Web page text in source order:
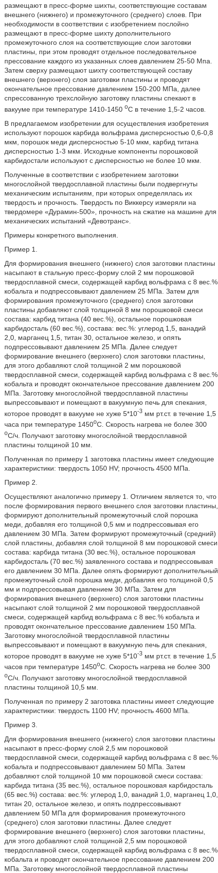
размещают в пресс-форме шихты, соответствующие составам
внешнего (нижнего) и промежуточного (среднего) слоев. При
необходимости в соответствии с изобретением послойно
размещают в пресс-форме шихту дополнительного
промежуточного слоя на соответствующие слои заготовки
пластины, при этом проводят отдельное последовательное
прессование каждого из указанных слоев давлением 25-50 Мпа.
Затем сверху размещают шихту соответствующей составу
внешнего (верхнего) слоя заготовки пластины и проводят
окончательное прессование давлением 150-200 МПа, далее
спрессованную трехслойную заготовку пластины спекают в
вакууме при температуре 1410-1450 оС в течение 1,5-2 часов.
В предлагаемом изобретении для осуществления изобретения
используют порошок карбида вольфрама дисперсностью 0,6-0,8
мкм, порошок меди дисперсностью 5-10 мкм, карбид титана
дисперсностью 1-3 мкм. Исходные компоненты порошковой
карбидостали используют с дисперсностью не более 10 мкм.
Полученные в соответствии с изобретением заготовки
многослойной твердосплавной пластины были подвергнуты
механическим испытаниям, при которых определялась их
твердость и прочность. Твердость по Виккерсу измеряли на
твердомере «Дурамин-500», прочность на сжатие на машине для
механических испытаний «Девотранс».
Примеры конкретного выполнения.
Пример 1.
Для формирования внешнего (нижнего) слоя заготовки пластины
насыпают в стальную пресс-форму слой 2 мм порошковой
твердосплавной смеси, содержащей карбид вольфрама с 8 вес.%
кобальта и подпрессовывают давлением 25 МПа. Затем для
формирования промежуточного (среднего) слоя заготовки
пластины добавляют слой толщиной 8 мм порошковой смеси
состава: карбид титана (40 вес.%), остальное порошковая
карбидосталь (60 вес.%), состава: вес.%: углерод 1,5, ванадий
2,0, марганец 1,5, титан 30, остальное железо, и опять
подпрессовывают давлением 25 МПа. Далее следует
формирование внешнего (верхнего) слоя заготовки пластины,
для этого добавляют слой толщиной 2 мм порошковой
твердосплавной смеси, содержащей карбид вольфрама с 8 вес.%
кобальта и проводят окончательное прессование давлением 200
МПа. Заготовку многослойной твердосплавной пластины
выпрессовывают и помещают в вакуумную печь для спекания,
которое проводят в вакууме не хуже 5*10-3 мм рт.ст. в течение 1,5
часа при температуре 1450оС. Скорость нагрева не более 300
оС/ч. Получают заготовку многослойной твердосплавной
пластины толщиной 10 мм.
Полученная по примеру 1 заготовка пластины имеет следующие
характеристики: твердость 1050 HV; прочность 4500 МПа.
Пример 2.
Осуществляют аналогично примеру 1. Отличием является то, что
после формирования первого внешнего слоя заготовки пластины,
формируют дополнительный промежуточный слой порошка
меди, добавляя его толщиной 0,5 мм и подпрессовывая его
давлением 30 МПа. Затем формируют промежуточный (средний)
слой пластины, добавляя слой толщиной 8 мм порошковой смеси
состава: карбида титана (30 вес.%), остальное порошковая
карбидосталь (70 вес.%) заявленного состава и подпрессовывая
его давлением 30 МПа. Далее опять формируют дополнительный
промежуточный слой порошка меди, добавляя его толщиной 0,5
мм и подпрессовывая давлением 30 МПа. Затем для
формирования внешнего (верхнего) слоя заготовки пластины
насыпают слой толщиной 2 мм порошковой твердосплавной
смеси, содержащей карбид вольфрама с 8 вес.% кобальта и
проводят окончательное прессование давлением 150 МПа.
Заготовку многослойной твердосплавной пластины
выпрессовывают и помещают в вакуумную печь для спекания,
которое проводят в вакууме не хуже 5*10-3 мм рт.ст. в течение 1,5
часов при температуре 1450оС. Скорость нагрева не более 300
оС/ч. Получают заготовку многослойной твердосплавной
пластины толщиной 10,5 мм.
Полученная по примеру 2 заготовка пластины имеет следующие
характеристики: твердость 1100 HV; прочность 4600 МПа.
Пример 3.
Для формирования внешнего (нижнего) слоя заготовки пластины
насыпают в пресс-форму слой 2,5 мм порошковой
твердосплавной смеси, содержащей карбид вольфрама с 8 вес.%
кобальта и подпрессовывают давлением 50 МПа. Затем
добавляют слой толщиной 10 мм порошковой смеси состава:
карбида титана (35 вес.%), остальное порошковая карбидосталь
(65 вес.%) состава: вес.%: углерод 1,0, ванадий 1,0, марганец 1,0,
титан 20, остальное железо, и опять подпрессовывают
давлением 50 МПа для формирования промежуточного
(среднего) слоя заготовки пластины. Далее следует
формирование внешнего (верхнего) слоя заготовки пластины,
для этого добавляют слой толщиной 2,5 мм порошковой
твердосплавной смеси, содержащей карбид вольфрама с 8 вес.%
кобальта и проводят окончательное прессование давлением 200
МПа. Заготовку многослойной твердосплавной пластины